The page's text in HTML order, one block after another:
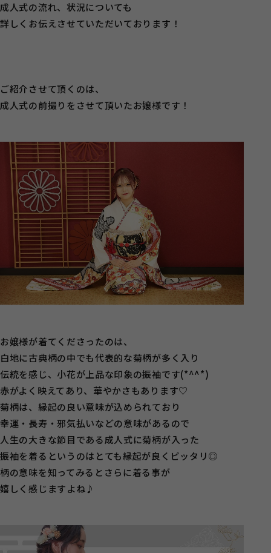
成人式の流れ、状況についても
詳しくお伝えさせていただいております！
ご紹介させて頂くのは、
成人式の前撮りをさせて頂いたお嬢様です！
お嬢様が着てくださったのは、
白地に古典柄の中でも代表的な菊柄が多く入り
伝統を感じ、小花が上品な印象の振袖です(*^^*)
赤がよく映えてあり、華やかさもあります♡
菊柄は、縁起の良い意味が込められており
幸運・長寿・邪気払いなどの意味があるので
人生の大きな節目である成人式に菊柄が入った
振袖を着るというのはとても縁起が良くピッタリ◎
柄の意味を知ってみるとさらに着る事が
嬉しく感じますよね♪